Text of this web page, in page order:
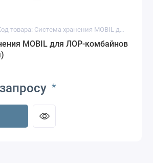
Код товара: Система хранения MOBIL для ЛОР-комбайнов Zerts
MOBIL для ЛОР-комбайнов
*